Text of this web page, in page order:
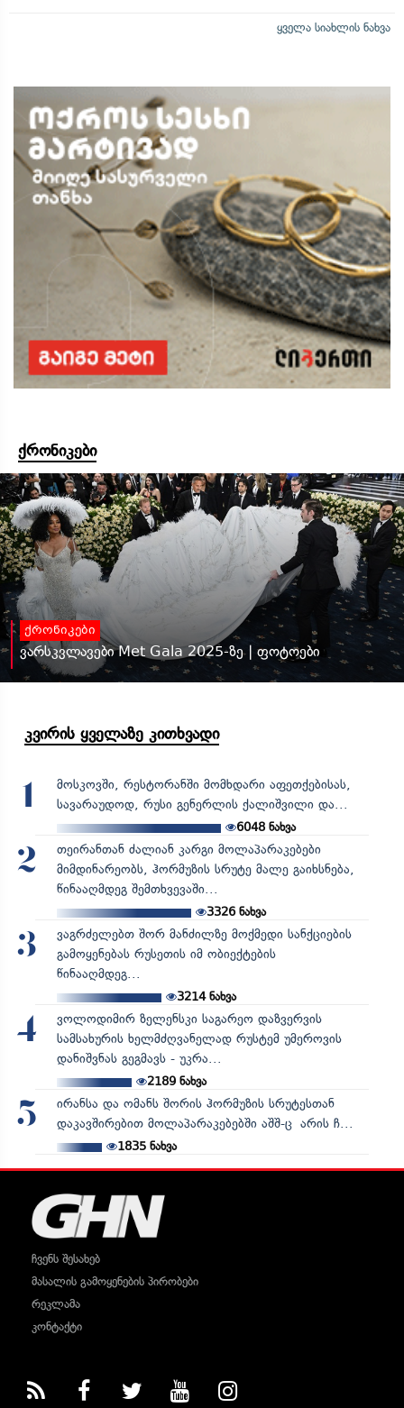
ყველა სიახლის ნახვა
ქრონიკები
ქრონიკები
ვარსკვლავები Met Gala 2025-ზე | ფოტოები
კვირის ყველაზე კითხვადი
1
მოსკოვში, რესტორანში მომხდარი აფეთქებისას,
სავარაუდოდ, რუსი გენერლის ქალიშვილი და...
6048 ნახვა
2
თეირანთან ძალიან კარგი მოლაპარაკებები
მიმდინარეობს, ჰორმუზის სრუტე მალე გაიხსნება,
წინააღმდეგ შემთხვევაში...
3326ნახვა
3
ვაგრძელებთ შორ მანძილზე მოქმედი სანქციების
გამოყენებას რუსეთის იმ ობიექტების
წინააღმდეგ...
3214ნახვა
4
ვოლოდიმირ ზელენსკი საგარეო დაზვერვის
სამსახურის ხელმძღვანელად რუსტემ უმეროვის
დანიშვნას გეგმავს - უკრა...
2189ნახვა
5
ირანსა და ომანს შორის ჰორმუზის სრუტესთან
დაკავშირებით მოლაპარაკებებში აშშ-ც არის ჩ...
1835ნახვა
ჩვენს შესახებ
მასალის გამოყენების პირობები
რეკლამა
კონტაქტი